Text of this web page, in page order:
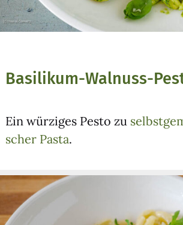
Basilikum-Walnuss-
Ein wür­zi­ges Pes­to zu
scher Pas­ta.